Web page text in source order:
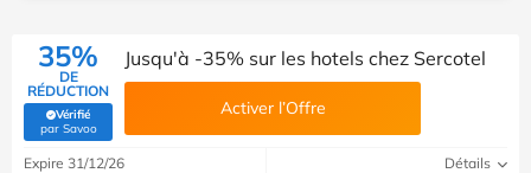
35%
DE
RÉDUCTION
Vérifié
par Savoo(Vérifié par Savoo)
Jusqu'à -35% sur les hotels chez Sercotel
Activer l’Offre
Expire 31/12/26 Détails